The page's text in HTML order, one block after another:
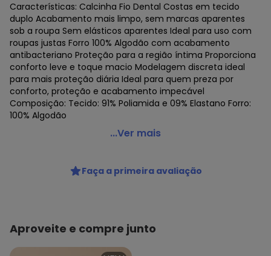
Características: Calcinha Fio Dental Costas em tecido
duplo Acabamento mais limpo, sem marcas aparentes
sob a roupa Sem elásticos aparentes Ideal para uso com
roupas justas Forro 100% Algodão com acabamento
antibacteriano Proteção para a região íntima Proporciona
conforto leve e toque macio Modelagem discreta ideal
para mais proteção diária Ideal para quem preza por
conforto, proteção e acabamento impecável
Composição: Tecido: 91% Poliamida e 09% Elastano Forro:
100% Algodão
Love Secret - Calcinha Fio Dental Love Secret 838202
Colecao : LOVE BASICS
...Ver mais
Faça a primeira avaliação
Aproveite e compre junto